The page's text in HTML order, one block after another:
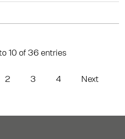
10 of 36 entries
2 3 4 Next